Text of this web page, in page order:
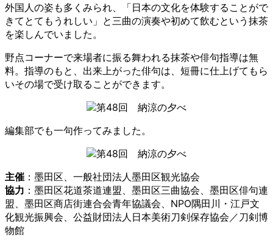
外国人の姿も多くみられ、「日本の文化を体験することがで
きてとてもうれしい」と三曲の演奏や初めて飲むという抹茶
を楽しんでいました。
野点コーナーで来場者に振る舞われる抹茶や俳句指導は無
料。指導のもと、出来上がった俳句は、短冊に仕上げてもら
いその場で受け取ることができます。
編集部でも一句作ってみました。
主催 ：墨田区、一般社団法人墨田区観光協会
協力 ：墨田区花道茶道連盟、墨田区三曲協会、墨田区俳句連
盟、墨田区商店街連合会青年協議会、NPO隅田川・江戸文
化観光振興会、公益財団法人日本美術刀剣保存協会／刀剣博
物館